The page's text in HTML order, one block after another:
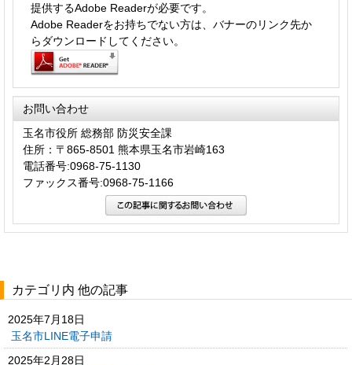
提供するAdobe Readerが必要です。
Adobe Readerをお持ちでない方は、バナーのリンク先か
らダウンロードしてください。
お問い合わせ
玉名市役所 総務部 防災安全課
住所：〒865-8501 熊本県玉名市岩崎163
電話番号:0968-75-1130
ファックス番号:0968-75-1166
カテゴリ内 他の記事
2025年7月18日
玉名市LINE電子申請
2025年2月28日